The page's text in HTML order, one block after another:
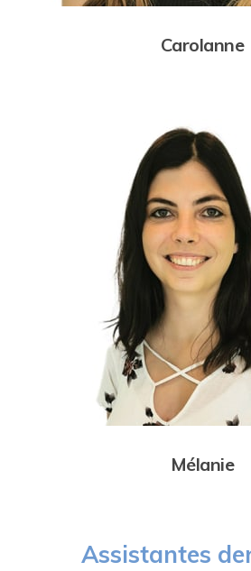
Carolanne
Mélanie
Assistantes